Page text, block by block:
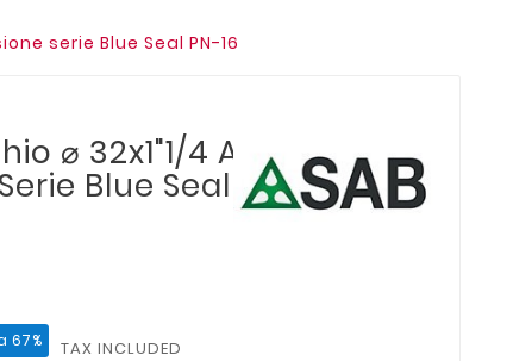
serie Blue Seal PN-16
⌀ 32x1"1/4 A
Blue Seal
67% TAX INCLUDED